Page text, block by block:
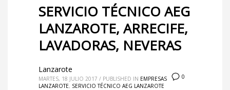
SERVICIO TÉCNICO AEG
LANZAROTE, ARRECIFE,
LAVADORAS, NEVERAS
0
Lanzarote
MARTES, 18 JULIO 2017 / PUBLISHED IN EMPRESAS
LANZAROTE, SERVICIO TÉCNICO AEG LANZAROTE